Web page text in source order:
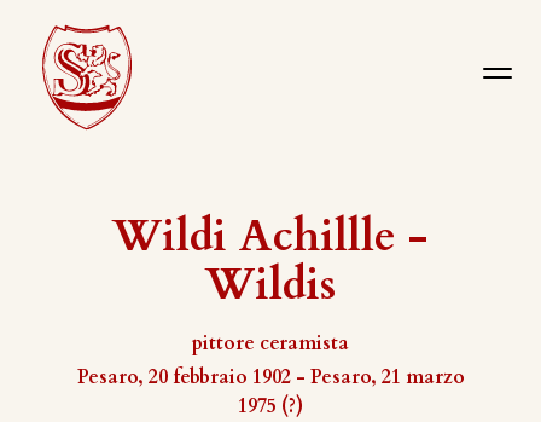
Wildi Achillle -
Wildis
pittore ceramista
Pesaro, 20 febbraio 1902 - Pesaro, 21 marzo
1975 (?)